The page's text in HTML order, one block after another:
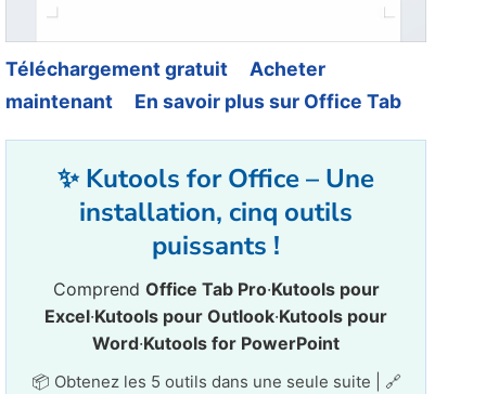
Téléchargement gratuit
Acheter
maintenant
En savoir plus sur Office Tab
✨ Kutools for Office – Une
installation, cinq outils
puissants !
Comprend Office Tab Pro·Kutools pour
Excel·Kutools pour Outlook·Kutools pour
Word·Kutools for PowerPoint
📦 Obtenez les 5 outils dans une seule suite | 🔗